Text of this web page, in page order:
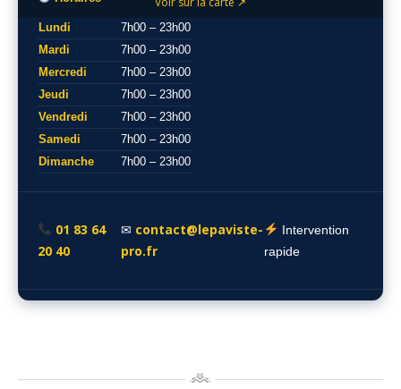
Lundi
7h00 – 23h00
Mardi
7h00 – 23h00
Mercredi
7h00 – 23h00
Jeudi
7h00 – 23h00
Vendredi
7h00 – 23h00
Samedi
7h00 – 23h00
Dimanche
7h00 – 23h00
01 83 64
20 40
✉ contact@lepaviste-
pro.fr
Intervention
rapide